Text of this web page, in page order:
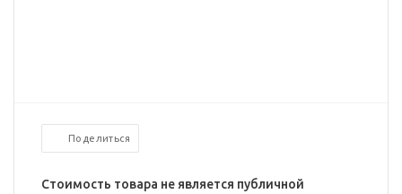
Поделиться
Стоимость товара не является публичной